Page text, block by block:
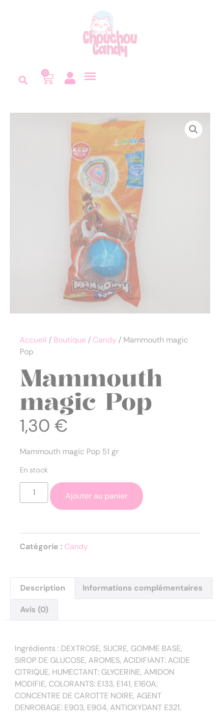
0
Accueil / Boutique / Candy / Mammouth magic
Pop
Mammouth
magic Pop
1,30 €
Mammouth magic Pop 51 gr
En stock
Ajouter au panier
Catégorie : Candy
Description Informations complémentaires
Avis (0)
Ingrédients : DEXTROSE, SUCRE, GOMME BASE,
SIROP DE GLUCOSE, AROMES, ACIDIFIANT: ACIDE
CITRIQUE, HUMECTANT: GLYCERINE, AMIDON
MODIFIE, COLORANTS: E133, E141, E160A;
CONCENTRE DE CAROTTE NOIRE, AGENT
DENROBAGE: E903, E904, ANTIOXYDANT E321.